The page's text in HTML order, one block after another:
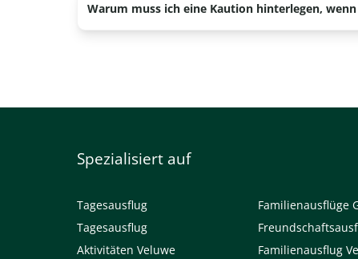
Warum muss ich eine Kaution hinterlegen,
Spezialisiert auf
Tagesausflug
Tagesausflug
Aktivitäten Veluwe
Familienausflüge
Familienausflug